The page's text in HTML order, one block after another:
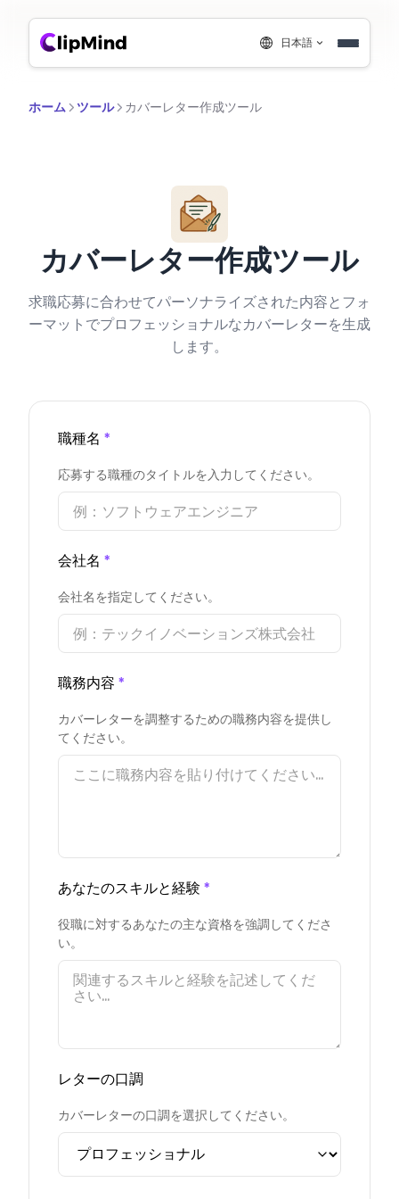
日本語
ホーム ツール カバーレター作成ツール
カバーレター作成ツール
求職応募に合わせてパーソナライズされた内容とフォ
ーマットでプロフェッショナルなカバーレターを生成
します。
職種名 *
応募する職種のタイトルを入力してください。
会社名 *
会社名を指定してください。
職務内容 *
カバーレターを調整するための職務内容を提供し
てください。
あなたのスキルと経験 *
役職に対するあなたの主な資格を強調してくださ
い。
レターの口調
カバーレターの口調を選択してください。